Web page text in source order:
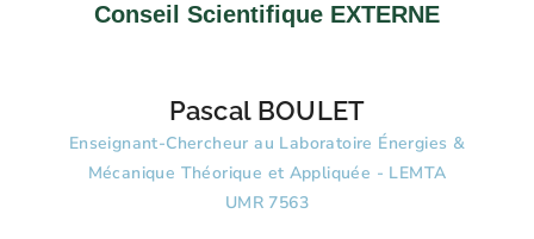
Conseil Scientifique EXTERNE
Pascal BOULET
Enseignant-Chercheur au Laboratoire Énergies &
Mécanique Théorique et Appliquée - LEMTA
UMR 7563